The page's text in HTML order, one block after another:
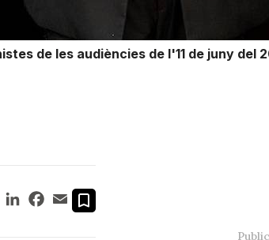
de les audiències de l'11 de juny del
TelegramLinkedInFacebook
Email